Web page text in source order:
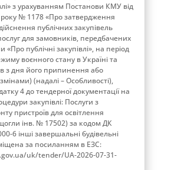
з урахуванням Постанови КМУ від
№ 1178 «Про затвердження
публічних закупівель
для замовників, передбачених
публічні закупівлі», на період
воєнного стану в Україні та
з дня його припинення або
(надалі – Особливості),
4 до тендерної документації на
закупівлі: Послуги з
пристроїв для освітлення
інв. № 17502) за кодом ДК
6 інші завершальні будівельні
за посиланням в ЕЗС:
uk/tender/UA-2026-07-31-